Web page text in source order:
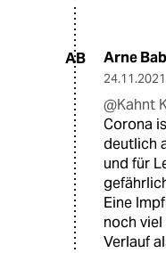
AB Arne
24.11.2021
@Kahnt
Corona
deutlich
und für
Eine
noch
Verlauf